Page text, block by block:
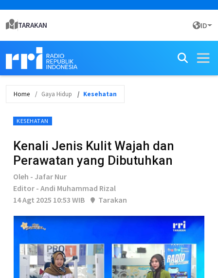
TARAKAN ID
Home Gaya Hidup Kesehatan
KESEHATAN
Kenali Jenis Kulit Wajah dan
Perawatan yang Dibutuhkan
Oleh - Jafar Nur
Editor - Andi Muhammad Rizal
14 Agt 2025 10:53 WIB
Tarakan